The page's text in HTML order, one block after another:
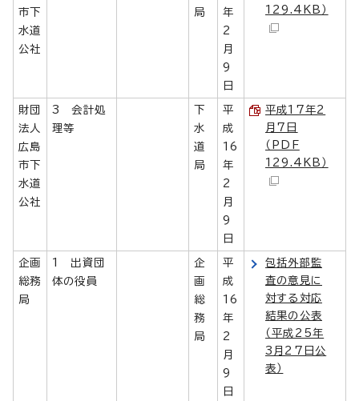
市下
水道
公社
局
年
2
月
9
日
129.4KB）
財団
法人
広島
市下
水道
公社
3 会計処
理等
下
水
道
局
平
成
16
年
2
月
9
日
平成17年2
月7日
（PDF
129.4KB）
企画
総務
局
1 出資団
体の役員
企
画
総
務
局
平
成
16
年
2
月
9
日
包括外部監
査の意見に
対する対応
結果の公表
（平成25年
3月27日公
表）